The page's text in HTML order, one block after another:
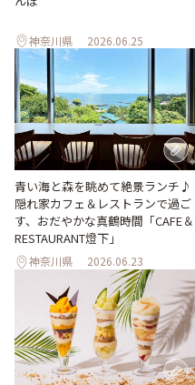
神奈川県 2026.06.25
青い海と森を眺めて絶景ランチ♪
隠れ家カフェ＆レストランで過ご
す、おだやかな真鶴時間「CAFE＆
RESTAURANT燈下」
神奈川県 2026.06.23